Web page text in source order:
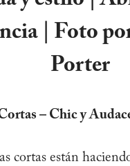
| Foto
Porter
– Chic y
cortas están